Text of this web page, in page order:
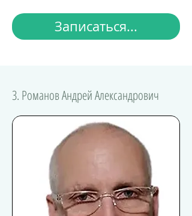
Записаться...
3. Романов Андрей Александрович